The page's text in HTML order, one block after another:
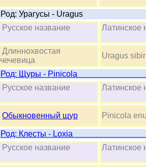
Род: Урагусы - Uragus
Русское название
Длиннохвостая
чечевица
Uragus
Род: Щуры
Русское название
Обыкновенный щур Pinicola
Род:
Русское название